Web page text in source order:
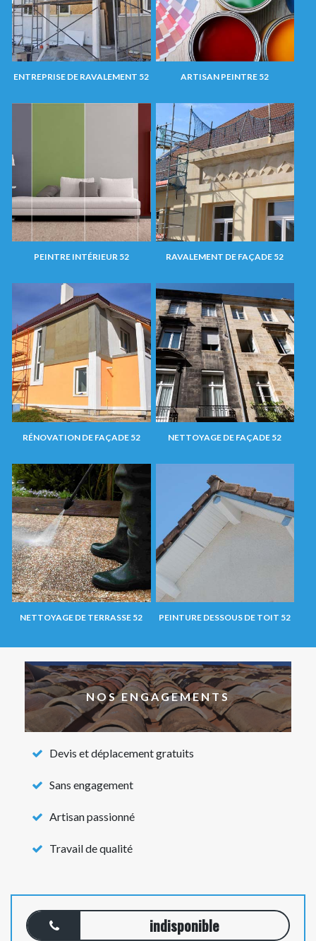
ENTREPRISE DE RAVALEMENT 52 ARTISAN PEINTRE 52
PEINTRE INTÉRIEUR 52 RAVALEMENT DE FAÇADE 52
RÉNOVATION DE FAÇADE 52 NETTOYAGE DE FAÇADE 52
NETTOYAGE DE TERRASSE 52 PEINTURE DESSOUS DE TOIT 52
NOS ENGAGEMENTS
Devis et déplacement gratuits
Sans engagement
Artisan passionné
Travail de qualité
indisponible